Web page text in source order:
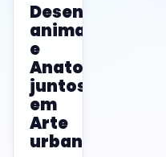
Desenhos
animados
e
Anatomia
juntos
em
Arte
urbana